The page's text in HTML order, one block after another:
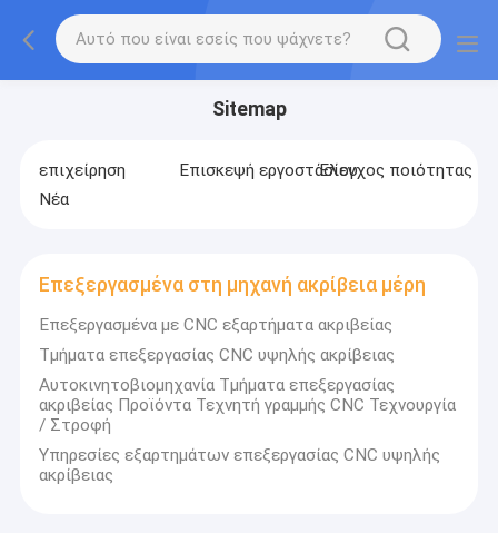
Sitemap
επιχείρηση Επισκεψή εργοστασίουΈλεγχος ποιότητας
Νέα
Επεξεργασμένα στη μηχανή ακρίβεια μέρη
Επεξεργασμένα με CNC εξαρτήματα ακριβείας
Τμήματα επεξεργασίας CNC υψηλής ακρίβειας
Αυτοκινητοβιομηχανία Τμήματα επεξεργασίας
ακριβείας Προϊόντα Τεχνητή γραμμής CNC Τεχνουργία
/ Στροφή
Υπηρεσίες εξαρτημάτων επεξεργασίας CNC υψηλής
ακρίβειας